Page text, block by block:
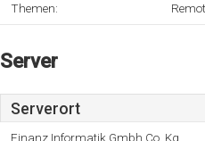
Themen:
Server
Serverort
Finanz Informatik Gmbh Co. Kg